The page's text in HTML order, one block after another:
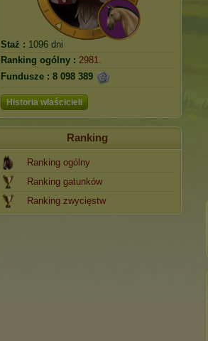
Staż : 1096 dni
Ranking ogólny : 2981.
Fundusze : 8 098 389
Historia właścicieli
Ranking
Ranking ogólny
Ranking gatunków
Ranking zwycięstw